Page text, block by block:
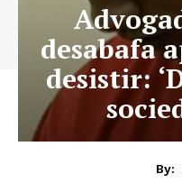
desabafa
desistir:
By: